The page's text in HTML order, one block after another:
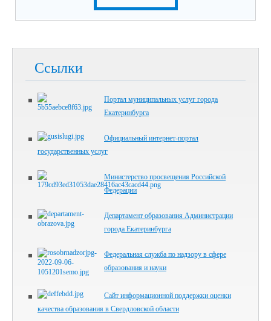
Ссылки
Портал муниципальных услуг города
Екатеринбурга
Официальный интернет-портал
государственных услуг
Министерство просвещения Российской
Федерации
Департамент образования Администрации
города Екатеринбурга
Федеральная служба по надзору в сфере
образования и науки
Сайт информационной поддержки оценки
качества образования в Свердловской области